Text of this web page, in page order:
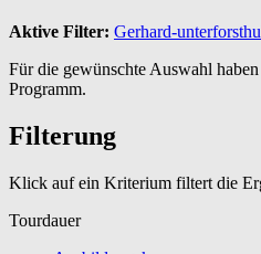
Aktive Filter: Gerhard-
Für die gewünschte Auswahl
Programm.
Filterung
Klick auf ein Kriterium filtert die
Tourdauer